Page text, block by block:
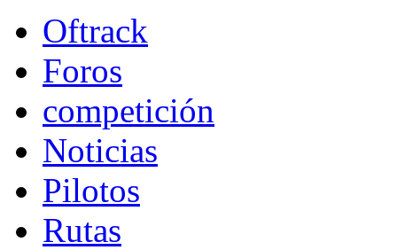
Oftrack
Foros
competición
Noticias
Pilotos
Rutas